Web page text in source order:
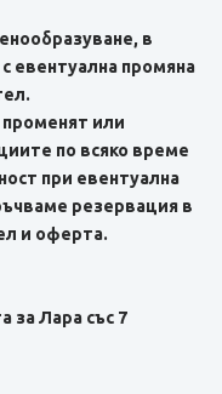
в
евентуална промяна
или
по всяко време
при евентуална
резервация в
и оферта.
за Лара със 7